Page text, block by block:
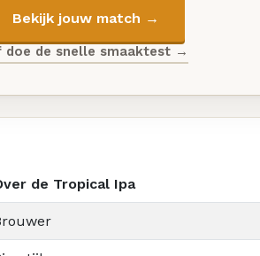
Bekijk jouw match →
doe de snelle smaaktest →
de Tropical Ipa